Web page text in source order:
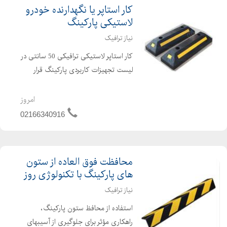
کار استاپر یا نگهدارنده خودرو
لاستیکی پارکینگ
نیاز ترافیک
کار استاپر لاستیکی ترافیکی 50 سانتی در
لیست تجهیزات کاربردی پارکینگ قرار
دارای ابعاد 50*10 سانتی متر است که به
راحتی جابجا می شود. کار استاپر 50
امروز
02166340916
محافظت فوق العاده از ستون
های پارکینگ با تکنولوژی روز
نیاز ترافیک
استفاده از محافظ ستون پارکینگ،
راهکاری مؤثر برای جلوگیری از آسیبهای